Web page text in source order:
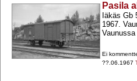
Pasila
Iäkäs Gb
1967.
Ei
??.06.1967